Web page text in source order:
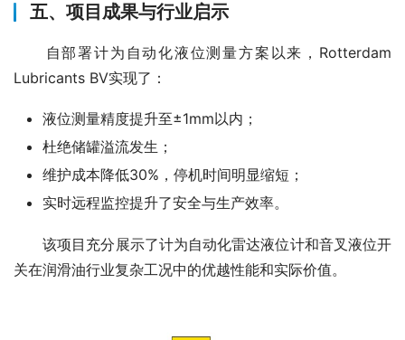
五、项目成果与行业启示
自部署计为自动化液位测量方案以来，Rotterdam
Lubricants BV实现了：
液位测量精度提升至±1mm以内；
杜绝储罐溢流发生；
维护成本降低30%，停机时间明显缩短；
实时远程监控提升了安全与生产效率。
该项目充分展示了计为自动化雷达液位计和音叉液位开
关在润滑油行业复杂工况中的优越性能和实际价值。